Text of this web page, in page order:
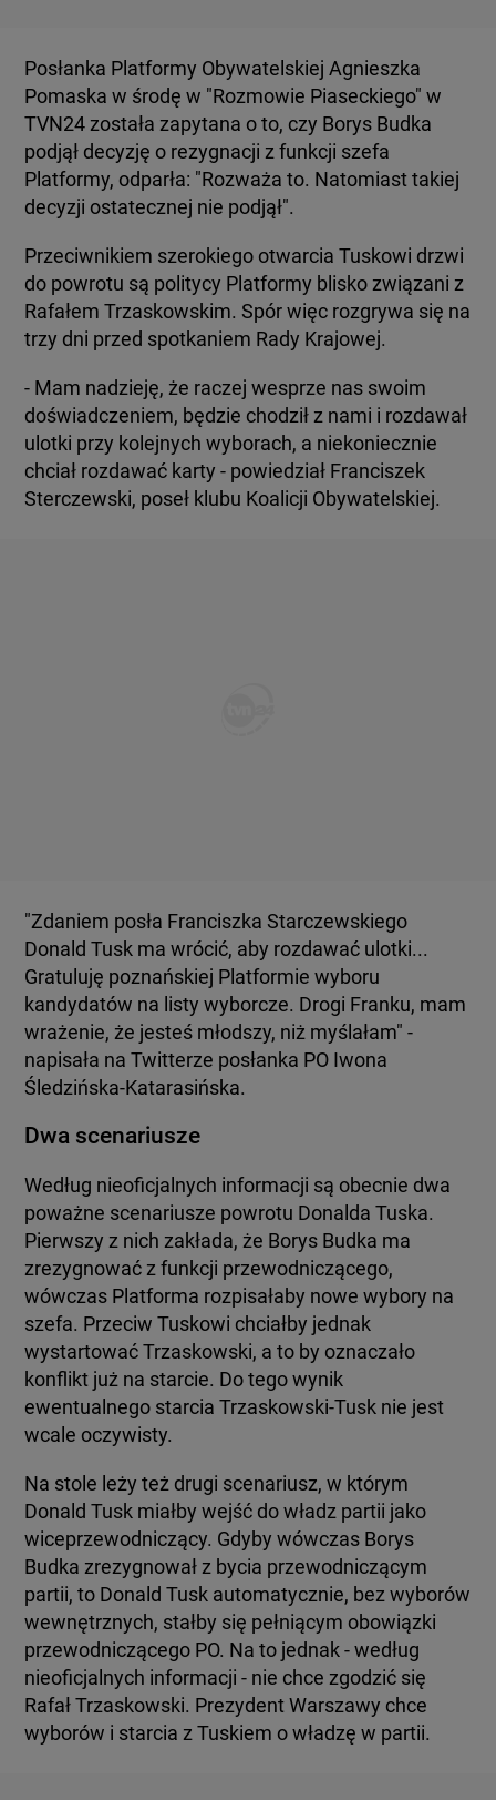
Posłanka Platformy Obywatelskiej Agnieszka
Pomaska w środę w "Rozmowie Piaseckiego" w
TVN24 została zapytana o to, czy Borys Budka
podjął decyzję o rezygnacji z funkcji szefa
Platformy, odparła: "Rozważa to. Natomiast takiej
decyzji ostatecznej nie podjął".
Przeciwnikiem szerokiego otwarcia Tuskowi drzwi
do powrotu są politycy Platformy blisko związani z
Rafałem Trzaskowskim. Spór więc rozgrywa się na
trzy dni przed spotkaniem Rady Krajowej.
- Mam nadzieję, że raczej wesprze nas swoim
doświadczeniem, będzie chodził z nami i rozdawał
ulotki przy kolejnych wyborach, a niekoniecznie
chciał rozdawać karty - powiedział Franciszek
Sterczewski, poseł klubu Koalicji Obywatelskiej.
"Zdaniem posła Franciszka Starczewskiego
Donald Tusk ma wrócić, aby rozdawać ulotki...
Gratuluję poznańskiej Platformie wyboru
kandydatów na listy wyborcze. Drogi Franku, mam
wrażenie, że jesteś młodszy, niż myślałam" -
napisała na Twitterze posłanka PO Iwona
Śledzińska-Katarasińska.
Dwa scenariusze
Według nieoficjalnych informacji są obecnie dwa
poważne scenariusze powrotu Donalda Tuska.
Pierwszy z nich zakłada, że Borys Budka ma
zrezygnować z funkcji przewodniczącego,
wówczas Platforma rozpisałaby nowe wybory na
szefa. Przeciw Tuskowi chciałby jednak
wystartować Trzaskowski, a to by oznaczało
konflikt już na starcie. Do tego wynik
ewentualnego starcia Trzaskowski-Tusk nie jest
wcale oczywisty.
Na stole leży też drugi scenariusz, w którym
Donald Tusk miałby wejść do władz partii jako
wiceprzewodniczący. Gdyby wówczas Borys
Budka zrezygnował z bycia przewodniczącym
partii, to Donald Tusk automatycznie, bez wyborów
wewnętrznych, stałby się pełniącym obowiązki
przewodniczącego PO. Na to jednak - według
nieoficjalnych informacji - nie chce zgodzić się
Rafał Trzaskowski. Prezydent Warszawy chce
wyborów i starcia z Tuskiem o władzę w partii.